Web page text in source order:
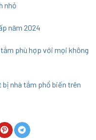
nhỏ
năm 2024
phù hợp với mọi không
nhà tắm phổ biến trên